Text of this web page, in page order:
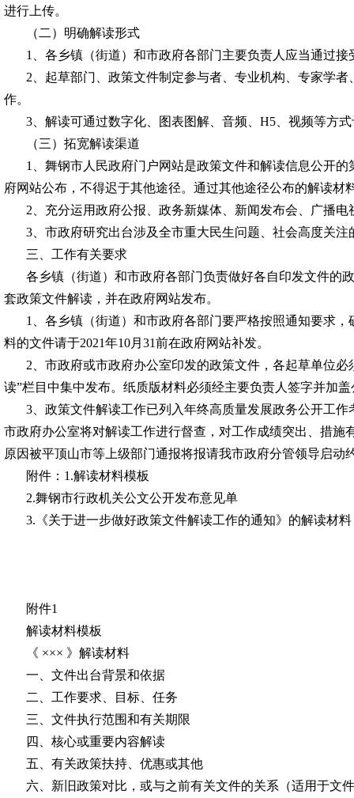
进行上传。
（二）明确解读形式
1、各乡镇（街道）和市政府各部门主要负责人应当通过
2、起草部门、政策文件制定参与者、专业机构、专家学
作。
3、解读可通过数字化、图表图解、音频、H5、视频等方
（三）拓宽解读渠道
1、 舞钢市人民政府门户网站是政策文件和解读信息公开
府网站公布，不得迟于其他途径。通过其他途径公布的解读
2、充分运用政府公报、政务新媒体、新闻发布会、广播
3、市政府研究出台涉及全市重大民生问题、社会高度关
三、工作有关要求
各乡镇（街道）和市政府各部门负责做好各自印发文件的
套政策文件解读，并在政府网站发布。
1、各乡镇（街道）和市政府各部门要严格按照通知要求
料的文件请于2021年10月31前在政府网站补发。
2、市政府或市政府办公室印发的政策文件，各起草单位
读”栏目中集中发布。纸质版材料必须经主要负责人签字并加
3、政策文件解读工作已列入年终高质量发展政务公开工
市政府办公室将对解读工作进行督查，对工作成绩突出、措
原因被平顶山市等上级部门通报将报请我市政府分管领导启动
附件： 1 .解读材料模板
2.舞钢市行政机关公文公开发布意见单
3. 《关于进一步做好政策文件解读工作的通知》的解读材料
附件1
解读材料模板
《 ××× 》解读材料
一、文件出台背景和依据
二、工作要求、目标、任务
三、文件执行范围和有关期限
四、核心或重要内容解读
五、有关政策扶持、优惠或其他
六、新旧政策对比，或与之前有关文件的关系（适用于文